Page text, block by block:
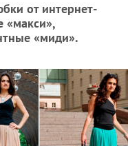
от интернет-
«макси»,
«миди».